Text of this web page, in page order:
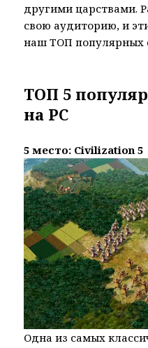
другими царствами.
свою аудиторию, и
наш ТОП популярных
ТОП 5
на PC
5 место: Civilization 5
Одна из самых